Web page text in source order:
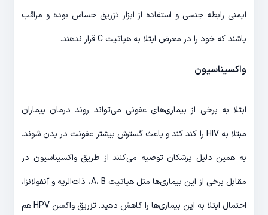
ایمنی رابطه جنسی و استفاده از ابزار تزریق حساس بوده و مراقب
باشند که خود را در معرض ابتلا به هپاتیت C قرار ندهند.
واکسیناسیون
ابتلا به برخی از بیماری‌های عفونی می‌تواند روند درمان بیماران
مبتلا به HIV را کند کند و باعث گسترش بیشتر عفونت در بدن شوند.
به همین دلیل پزشکان توصیه می‌کنند از طریق واکسیناسیون در
مقابل برخی از این بیماری‌ها مثل هپاتیت A، B، ذات‌الریه و آنفولانزا،
احتمال ابتلا به این بیماری‌ها را کاهش دهید. تزریق واکسن HPV هم